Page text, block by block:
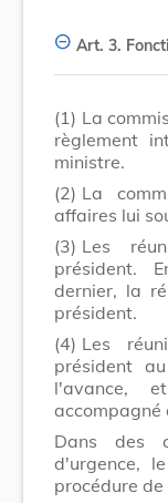
Art. 3.
(1) La
règlement
ministre.
(2) La
affaires lui
(3) Les
président.
dernier, la
président.
(4) Les
président
l'avance,
accompagné
Dans des
d'urgence,
procédure